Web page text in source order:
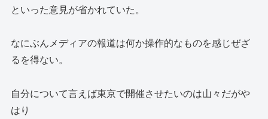
といった意見が省かれていた。
なにぶんメディアの報道は何か操作的なものを感じぜざ
るを得ない。
自分について言えば東京で開催させたいのは山々だがや
はり